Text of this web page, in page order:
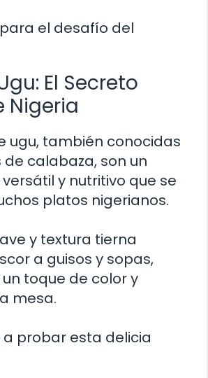
el desafío del
El Secreto
Nigeria
ugu, también conocidas
calabaza, son un
y nutritivo que se
platos nigerianos.
y textura tierna
a guisos y sopas,
toque de color y
mesa.
a probar esta delicia